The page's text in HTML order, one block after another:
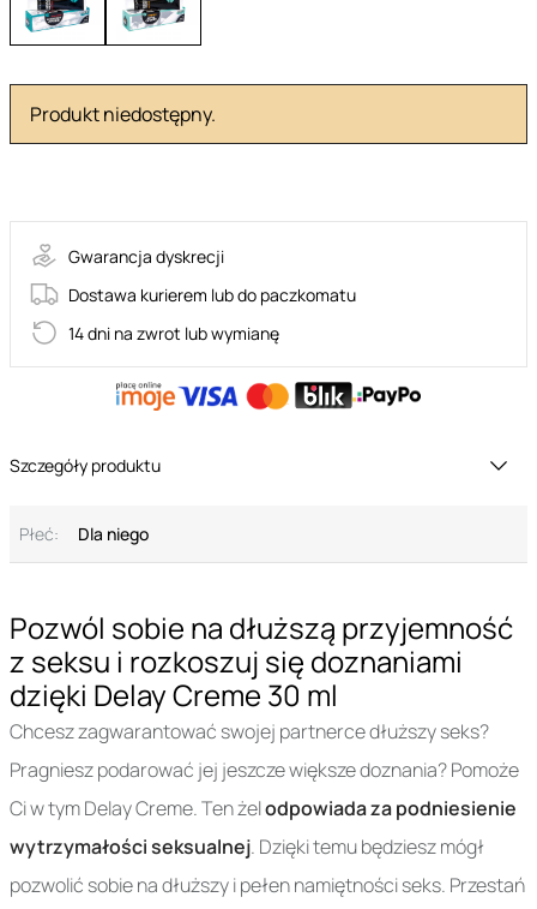
Pozwól sobie na dłuższą przyjemność
z seksu i rozkoszuj się doznaniami
dzięki Delay Creme 30 ml
Chcesz zagwarantować swojej partnerce dłuższy seks?
Pragniesz podarować jej jeszcze większe doznania? Pomoże
Ci w tym Delay Creme. Ten żelodpowiada za podniesienie
wytrzymałości seksualnej. Dzięki temu będziesz mógł
pozwolić sobie na dłuższy i pełen namiętności seks. Przestań
Produkt niedostępny.
Gwarancja dyskrecji
Dostawa kurierem lub do paczkomatu
14 dni na zwrot lub wymianę
Szczegóły produktu
Płeć: Dla niego